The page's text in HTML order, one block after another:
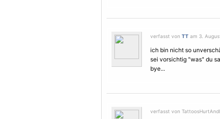
verfasst von TT am 3.
ich bin nicht so
sei vorsichtig "was" du
bye...
verfasst von